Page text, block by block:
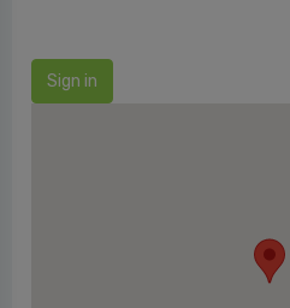
Sign in